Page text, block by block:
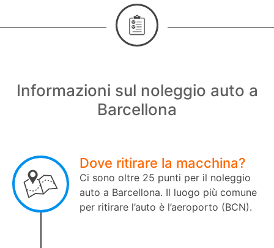
Informazioni sul noleggio auto a
Barcellona
Dove ritirare la macchina?
Ci sono oltre 25 punti per il noleggio
auto a Barcellona. Il luogo più comune
per ritirare l’auto è l’aeroporto (BCN).